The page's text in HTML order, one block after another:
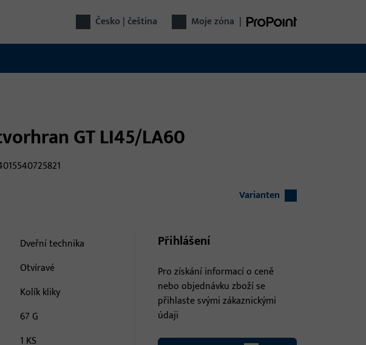
Česko | čeština Moje zóna |
GT LI45/LA60
Varianten
Dveřní technika
Otvíravé
Kolík kliky
67 G
1 KS
Přihlášení
Pro získání informací o ceně
nebo objednávku zboží se
přihlaste svými zákaznickými
údaji